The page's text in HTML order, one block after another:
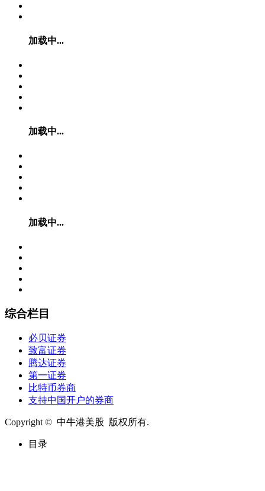
加载中...
加载中...
加载中...
综合栏目
必贝证券
致富证券
腾达证券
第一证券
比特币券商
支持中国开户的券商
Copyright © 中牛港美股 版权所有.
目录